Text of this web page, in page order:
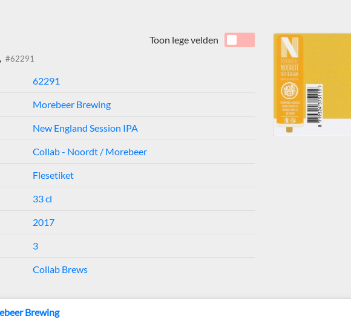
#62291
Toon lege velden
62291
Morebeer Brewing
New England Session IPA
Collab - Noordt / Morebeer
Flesetiket
33 cl
2017
3
Collab Brews
Brewing